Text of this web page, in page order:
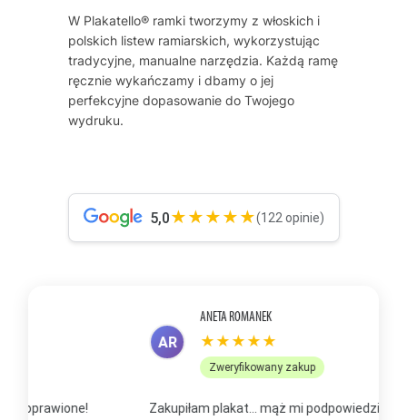
W Plakatello® ramki tworzymy z włoskich i
polskich listew ramiarskich, wykorzystując
tradycyjne, manualne narzędzia. Każdą ramę
ręcznie wykańczamy i dbamy o jej
perfekcyjne dopasowanie do Twojego
wydruku.
5,0★★★★★(122 opinie)
★★★★★
Zweryfikowany zakup
Zakupiłam plakat... mąż mi podpowiedział, że to